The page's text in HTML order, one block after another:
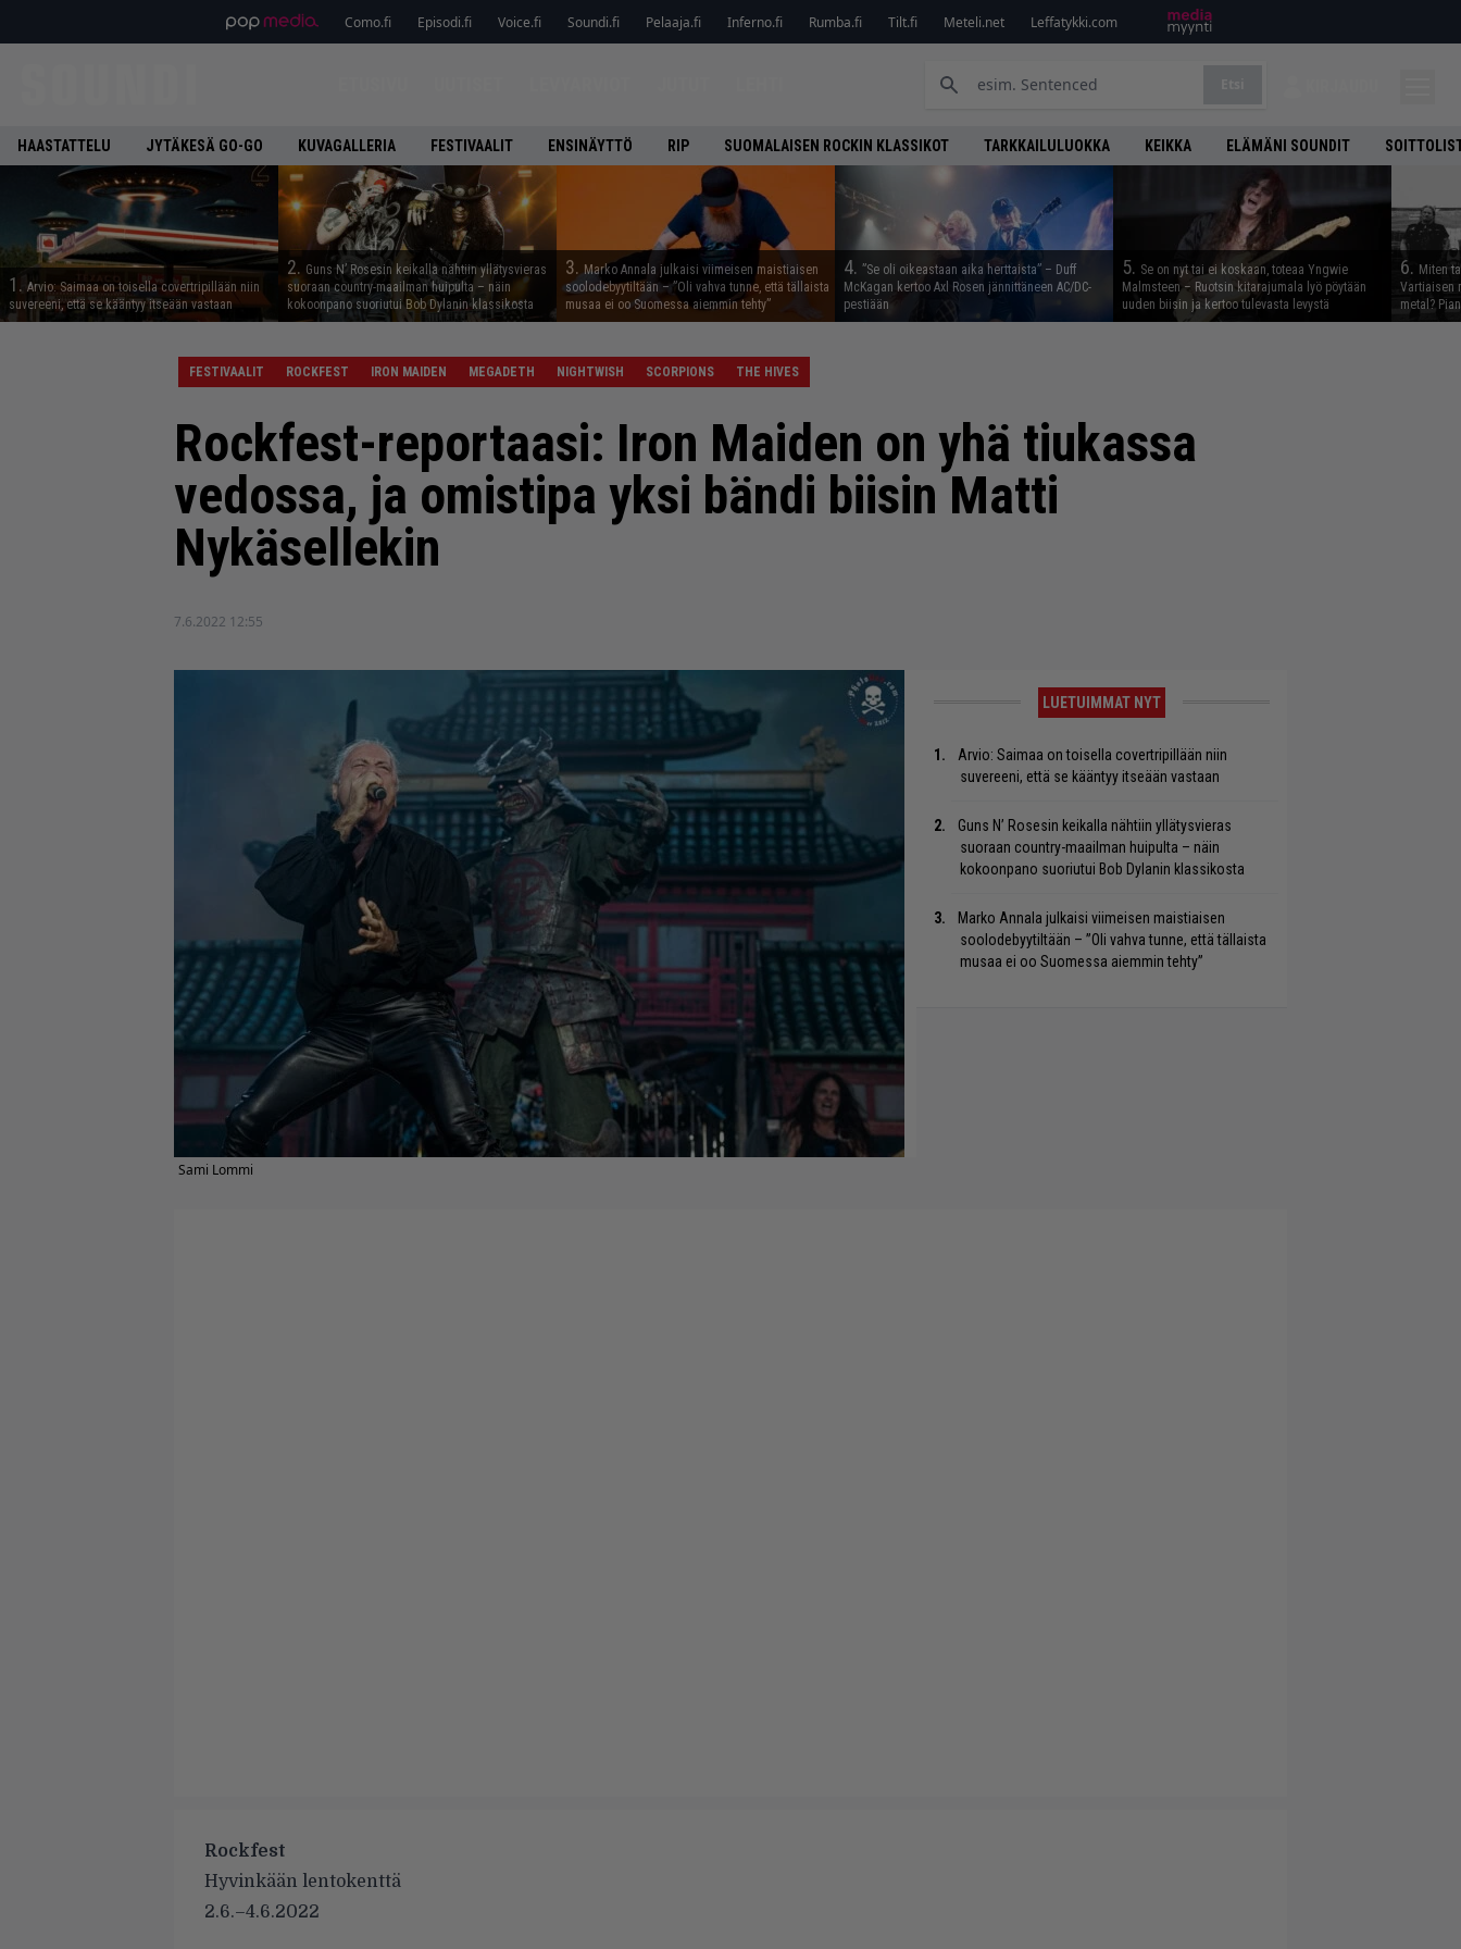
Como.fi Episodi.fi Voice.fi Soundi.fi Pelaaja.fi Inferno.fi Rumba.fi Tilt.fi Meteli.net Leffatykki.com
HAASTATTELU JYTÄKESÄ GO-GO KUVAGALLERIA FESTIVAALIT ENSINÄYTTÖ RIP SUOMALAISEN ROCKIN KLASSIKOT TARKKAILULUOKKA KEIKKA ELÄMÄNI SOUNDIT
1. Arvio: Saimaa on toisella covertripillään niin
suvereeni, että se kääntyy itseään vastaan
2. Guns N’ Rosesin keikalla nähtiin yllätysvieras
suoraan country-maailman huipulta – näin
kokoonpano suoriutui Bob Dylanin klassikosta
3. Marko Annala julkaisi viimeisen maistiaisen
soolodebyytiltään – ”Oli vahva tunne, että tällaista
musaa ei oo Suomessa aiemmin tehty”
4. ”Se oli oikeastaan aika herttaista” – Duff
McKagan kertoo Axl Rosen jännittäneen AC/DC-
pestiään
5. Se on nyt tai ei koskaan, toteaa Yngwie
Malmsteen – Ruotsin kitarajumala lyö pöytään
uuden biisin ja kertoo tulevasta levystä
6. Miten
Vartiaisen
metal?
FESTIVAALIT ROCKFEST IRON MAIDEN MEGADETH NIGHTWISH SCORPIONS THE HIVES
Rockfest-reportaasi: Iron Maiden on yhä tiukassa
vedossa, ja omistipa yksi bändi biisin Matti
Nykäsellekin
7.6.2022 12:55
Sami Lommi
LUETUIMMAT NYT
Arvio: Saimaa on toisella covertripillään niin
suvereeni, että se kääntyy itseään vastaan
Guns N’ Rosesin keikalla nähtiin yllätysvieras
suoraan country-maailman huipulta – näin
kokoonpano suoriutui Bob Dylanin klassikosta
Marko Annala julkaisi viimeisen maistiaisen
soolodebyytiltään – ”Oli vahva tunne, että tällaista
musaa ei oo Suomessa aiemmin tehty”
Rockfest
Hyvinkään lentokenttä
2.6.–4.6.2022